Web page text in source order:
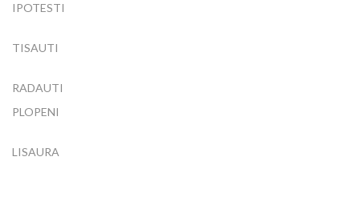
IPOTESTI
TISAUTI
RADAUTI
PLOPENI
LISAURA